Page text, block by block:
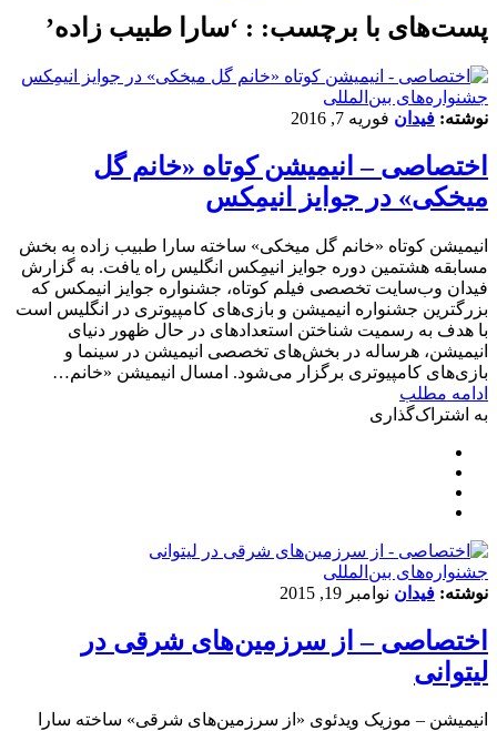
پست‌های با برچسب: : ‘سارا طبیب زاده’
‌‌جشنواره‌های بین‌المللی
نوشته: فیدان فوریه 7, 2016
اختصاصی – انیمیشن کوتاه «خانم گل
میخکی» در جوایز انیمِکس
انیمیشن کوتاه «خانم گل میخکی» ساخته سارا طبیب زاده به بخش
مسابقه هشتمین دوره جوایز انیمِکس انگلیس راه یافت. به گزارش
فیدان وب‌سایت تخصصی فیلم کوتاه، جشنواره جوایز انیمکس که
بزرگترین جشنواره انیمیشن و بازی‌های کامپیوتری در انگلیس است
با هدف به رسمیت شناختن استعدادهای در حال ظهور دنیای
انیمیشن، هرساله در بخش‌های تخصصی انیمیشن در سینما و
بازی‌های کامپیوتری برگزار می‌شود. امسال انیمیشن «خانم…
ادامه مطلب
به اشتراک‌گذاری
‌‌جشنواره‌های بین‌المللی
نوشته: فیدان نوامبر 19, 2015
اختصاصی – از سرزمین‌های شرقی در
لیتوانی
انیمیشن – موزیک ویدئوی «از سرزمین‌های شرقی» ساخته سارا